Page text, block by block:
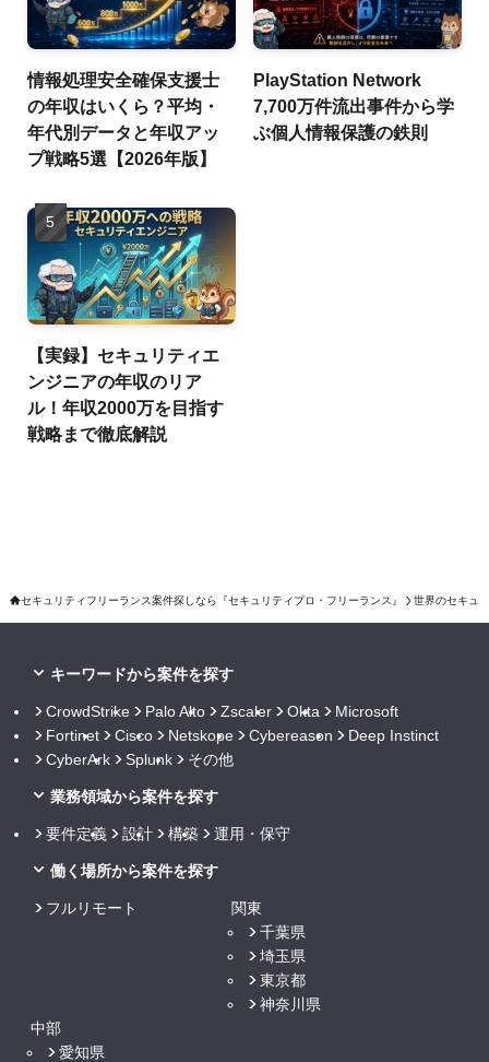
情報処理安全確保支援士
の年収はいくら？平均・
年代別データと年収アッ
プ戦略5選【2026年版】
PlayStation Network
7,700万件流出事件から学
ぶ個人情報保護の鉄則
【実録】セキュリティエ
ンジニアの年収のリア
ル！年収2000万を目指す
戦略まで徹底解説
セキュリティフリーランス案件探しなら『セキュリティプロ・フリーランス』 世界のセキュ
キーワードから案件を探す
CrowdStrike Palo Alto Zscaler Okta
Microsoft
Fortinet
Cisco Netskope Cybereason
Deep Instinct
CyberArk
Splunk その他
業務領域から案件を探す
要件定義 設計 構築 運用・保守
働く場所から案件を探す
フルリモート
関東
千葉県
埼玉県
東京都
神奈川県
中部
愛知県